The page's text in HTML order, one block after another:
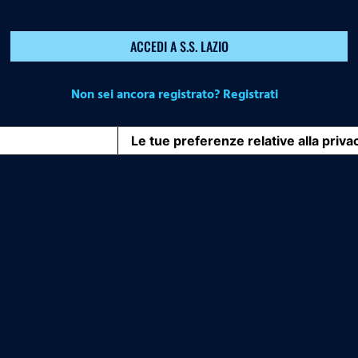
ACCEDI A S.S. LAZIO
Non sei ancora registrato? Registrati
Le tue preferenze relative alla